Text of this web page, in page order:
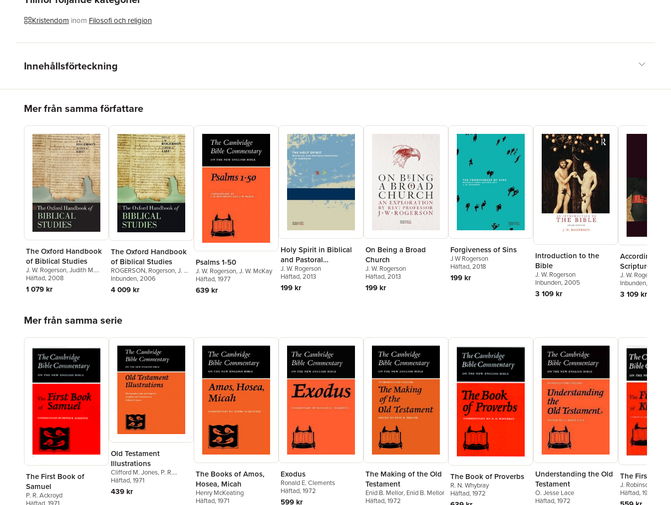
Kristendom inom Filosofi och religion
Innehållsförteckning
Mer från samma författare
The Oxford Handbook
of Biblical Studies
J. W. Rogerson,Judith M.
Lieu
Häftad, 2008
1 079 kr
The Oxford Handbook
of Biblical Studies
ROGERSON, Rogerson,J. W.
Rogerson,Judith M. Lieu
Inbunden, 2006
4 009 kr
Psalms 1-50
J. W. Rogerson,J. W. McKay
Häftad, 1977
639 kr
Holy Spirit in Biblical
and Pastoral
Perspective
J. W. Rogerson
Häftad, 2013
199 kr
On Being a Broad
Church
J. W. Rogerson
Häftad, 2013
199 kr
Forgiveness of Sins
J W Rogerson
Häftad, 2018
199 kr
Introduction to the
Bible
J. W. Rogerson
Inbunden, 2005
3 109 kr
According to
Scriptures?
J. W. Rogerson
Inbunden, 2006
3 109 kr
Mer från samma serie
The First Book of
Samuel
P. R. Ackroyd
Old Testament
Illustrations
Clifford M. Jones, P. R.
Ackroyd,A. R. C. Leaney
Häftad, 1971
439 kr
The Books of Amos,
Hosea, Micah
Henry McKeating
Häftad, 1971
Exodus
Ronald E. Clements
Häftad, 1972
599 kr
The Making of the Old
Testament
Enid B. Mellor, Enid B. Mellor
Häftad, 1972
The Book of Proverbs
R. N. Whybray
Häftad, 1972
Understanding the Old
Testament
O. Jesse Lace
Häftad, 1972
The First
J. Robinson
Häftad, 1972